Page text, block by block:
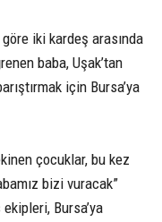
iki kardeş arasında
baba, Uşak’tan
için Bursa’ya
çocuklar, bu kez
bizi vuracak”
Bursa’ya